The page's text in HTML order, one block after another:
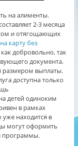
на алименты.
2-3 месяца
и отягощающих
карту без
добровольно, так
документа.
размером выплаты.
доступна только
детей одиноким
в рамках
находится в
могут оформить
программы.